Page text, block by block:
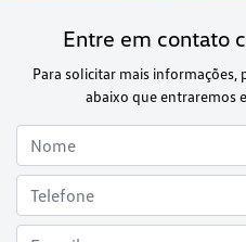
Entre em contato
Para solicitar mais
abaixo que entraremos